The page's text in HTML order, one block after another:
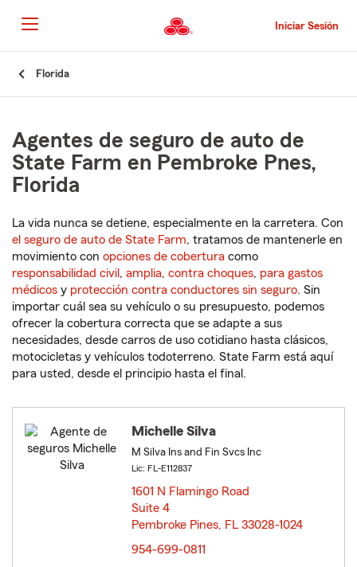
al
contenido
principal
Iniciar Sesión
Florida
Agentes de seguro de auto de
State Farm en Pembroke Pnes,
Florida
La vida nunca se detiene, especialmente en la carretera. Con
el seguro de auto de State Farm, tratamos de mantenerle en
movimiento con opciones de cobertura como
responsabilidad civil , amplia, contra choques, para gastos
médicos y protección contra conductores sin seguro. Sin
importar cuál sea su vehículo o su presupuesto, podemos
ofrecer la cobertura correcta que se adapte a sus
necesidades, desde carros de uso cotidiano hasta clásicos,
motocicletas y vehículos todoterreno. State Farm está aquí
para usted, desde el principio hasta el final.
Michelle Silva
M Silva Ins and Fin Svcs Inc
Lic: FL-E112837
1601 N Flamingo Road
Suite 4
Pembroke Pines, FL 33028-1024
954-699-0811